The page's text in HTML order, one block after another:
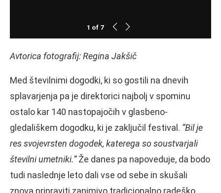
1 of 7
Avtorica fotografij: Regina Jakšič
Med številnimi dogodki, ki so gostili na dnevih
splavarjenja pa je direktorici najbolj v spominu
ostalo kar 140 nastopajočih v glasbeno-
gledališkem dogodku, ki je zaključil festival. “Bil je
res svojevrsten dogodek, katerega so soustvarjali
številni umetniki.”Že danes pa napoveduje, da bodo
tudi naslednje leto dali vse od sebe in skušali
znova pripraviti zanimivo tradicionalno radeško